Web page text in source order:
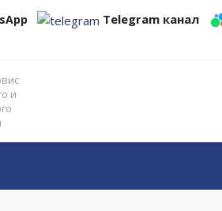
Telegram канал
и